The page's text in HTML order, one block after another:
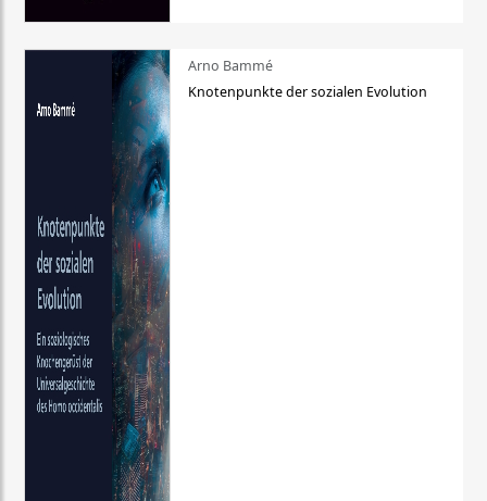
Arno Bammé
Knotenpunkte der sozialen Evolution